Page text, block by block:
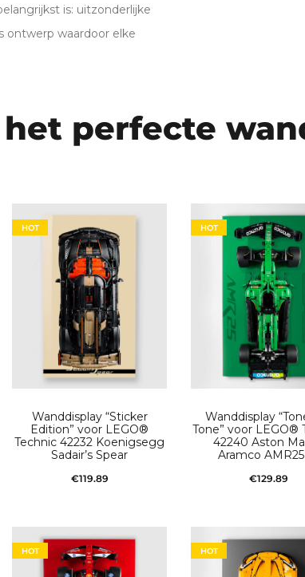
is: uitzonderlijke
ontwerp waardoor elke
perfecte
HOT
Wanddisplay “Sticker
Edition” voor LEGO®
Technic 42232 Koenigsegg
Sadair’s Spear
€119.89
winkelwagen
HOT
Wanddisplay
Tone” voor LEGO®
42240 Aston
Aramco AMR25
€129.89
HOT HOT